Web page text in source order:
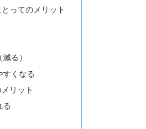
ってのメリット
る）
くなる
リット
る